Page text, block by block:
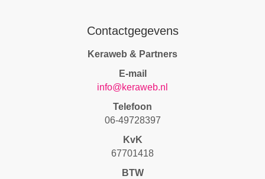
Contactgegevens
Keraweb & Partners
E-mail
info@keraweb.nl
Telefoon
06-49728397
KvK
67701418
BTW